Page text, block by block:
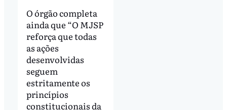
O órgão completa
ainda que “O MJSP
reforça que todas
as ações
desenvolvidas
seguem
estritamente os
princípios
constitucionais da